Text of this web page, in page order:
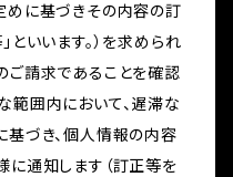
めに基づきその内容の訂
といいます。）を求められ
ご請求であることを確認
範囲内において、遅滞な
基づき、個人情報の内容
に通知します（訂正等を